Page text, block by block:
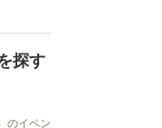
探す
のイベン